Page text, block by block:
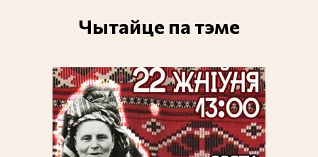
Чытайце па тэме